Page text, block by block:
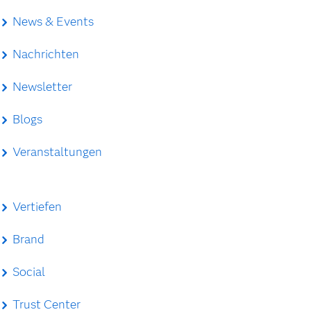
News & Events
Nachrichten
Newsletter
Blogs
Veranstaltungen
Vertiefen
Brand
Social
Trust Center